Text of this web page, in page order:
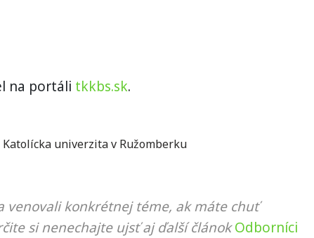
na portáli tkkbs.sk.
Katolícka univerzita v Ružomberku
venovali konkrétnej téme, ak máte chuť
si nenechajte ujsť aj ďalší článok Odborníci